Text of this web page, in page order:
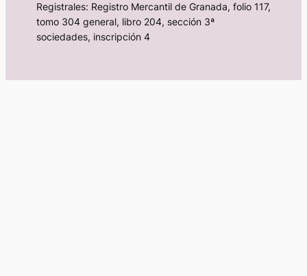
Registrales: Registro Mercantil de Granada, folio 117,
tomo 304 general, libro 204, sección 3ª
sociedades, inscripción 4